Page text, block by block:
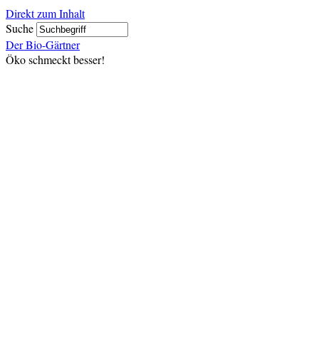
Direkt zum Inhalt
Suche
Der Bio-Gärtner
Öko schmeckt besser!